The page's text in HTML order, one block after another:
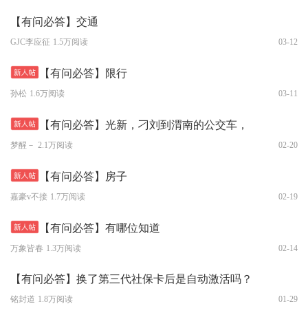
【有问必答】交通
GJC李应征 1.5万阅读 03-12
【有问必答】限行
孙松 1.6万阅读 03-11
【有问必答】光新，刁刘到渭南的公交车，
梦醒－ 2.1万阅读 02-20
【有问必答】房子
嘉豪v不接 1.7万阅读 02-19
【有问必答】有哪位知道
万象皆春 1.3万阅读 02-14
【有问必答】换了第三代社保卡后是自动激活吗？
铭封道 1.8万阅读 01-29